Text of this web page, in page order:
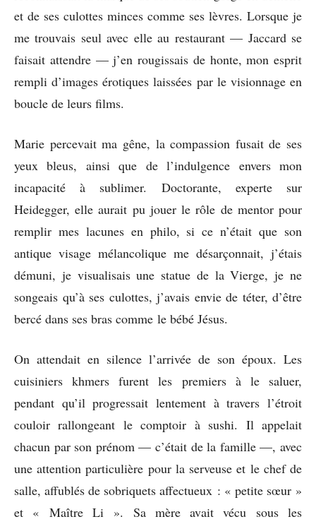
et de ses culottes minces comme ses lèvres. Lorsque je
me trouvais seul avec elle au restaurant — Jaccard se
faisait attendre — j’en rougissais de honte, mon esprit
rempli d’images érotiques laissées par le visionnage en
boucle de leurs films.
Marie percevait ma gêne, la compassion fusait de ses
yeux bleus, ainsi que de l’indulgence envers mon
incapacité à sublimer. Doctorante, experte sur
Heidegger, elle aurait pu jouer le rôle de mentor pour
remplir mes lacunes en philo, si ce n’était que son
antique visage mélancolique me désarçonnait, j’étais
démuni, je visualisais une statue de la Vierge, je ne
songeais qu’à ses culottes, j’avais envie de téter, d’être
bercé dans ses bras comme le bébé Jésus.
On attendait en silence l’arrivée de son époux. Les
cuisiniers khmers furent les premiers à le saluer,
pendant qu’il progressait lentement à travers l’étroit
couloir rallongeant le comptoir à sushi. Il appelait
chacun par son prénom — c’était de la famille —, avec
une attention particulière pour la serveuse et le chef de
salle, affublés de sobriquets affectueux : « petite sœur »
et « Maître Li ». Sa mère avait vécu sous les